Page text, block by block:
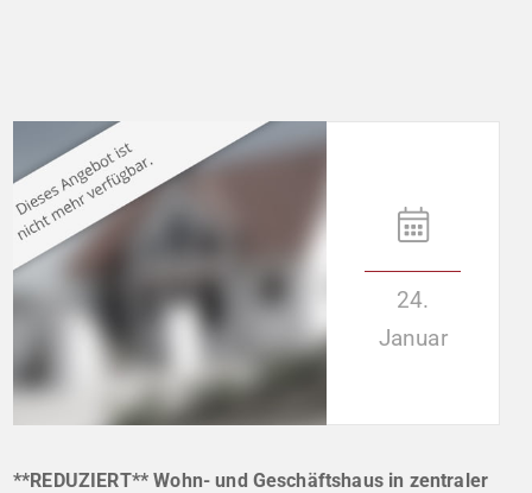
24.
Januar
**REDUZIERT** Wohn- und Geschäftshaus in zentraler